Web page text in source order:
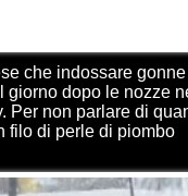
che indossare
dopo le nozze
Per non parlare di
filo di perle di piombo